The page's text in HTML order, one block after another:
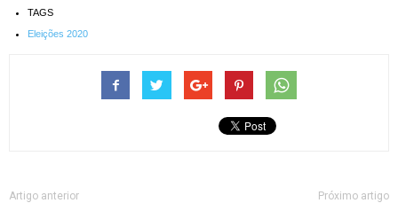
TAGS
Eleições 2020
Artigo anterior Próximo artigo